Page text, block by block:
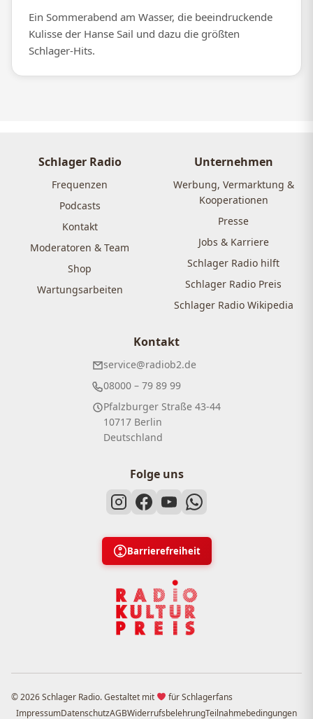
Ein Sommerabend am Wasser, die beeindruckende
Kulisse der Hanse Sail und dazu die größten
Schlager-Hits.
Schlager Radio
Frequenzen
Podcasts
Kontakt
Moderatoren & Team
Shop
Wartungsarbeiten
Unternehmen
Werbung, Vermarktung &
Kooperationen
Presse
Jobs & Karriere
Schlager Radio hilft
Schlager Radio Preis
Schlager Radio Wikipedia
Kontakt
service@radiob2.de
08000 – 79 89 99
Pfalzburger Straße 43-44
10717 Berlin
Deutschland
Folge uns
Barrierefreiheit
© 2026 Schlager Radio. Gestaltet mit
für Schlagerfans
ImpressumDatenschutzAGBWiderrufsbelehrungTeilnahmebedingungen